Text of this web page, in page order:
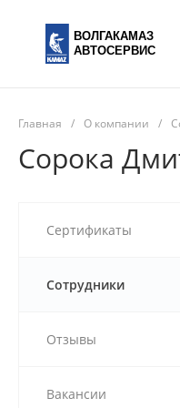
ВОЛГАКАМАЗ
АВТОСЕРВИС
Главная / О компании /
Сорока
Сертификаты
Сотрудники
Отзывы
Вакансии